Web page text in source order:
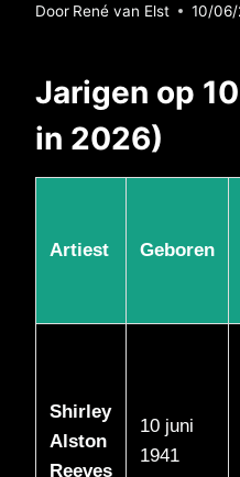
Door René van Elst 10/
Jarigen op
in 2026)
Artiest Geboren
Shirley
Alston
Reeves
10 juni
1941